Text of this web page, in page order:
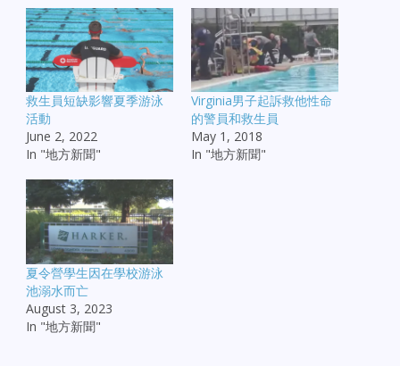
救生員短缺影響夏季游泳
活動
June 2, 2022
In "地方新聞"
Virginia男子起訴救他性命
的警員和救生員
May 1, 2018
In "地方新聞"
夏令營學生因在學校游泳
池溺水而亡
August 3, 2023
In "地方新聞"